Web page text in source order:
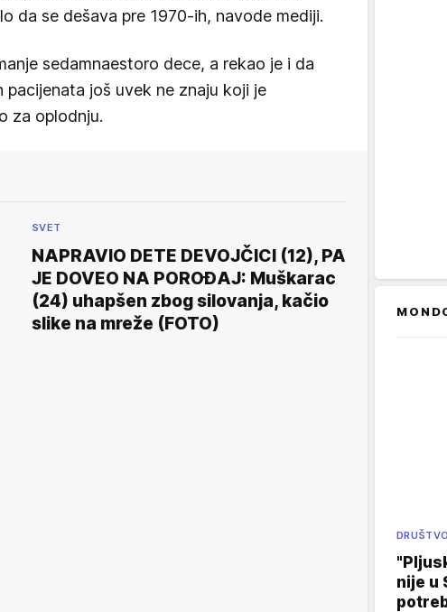
da se dešava pre 1970-ih, navode mediji.
sedamnaestoro dece, a rekao je i da
pacijenata još uvek ne znaju koji je
za oplodnju.
SVET
NAPRAVIO DETE DEVOJČICI (12), PA
JE DOVEO NA POROĐAJ: Muškarac
(24) uhapšen zbog silovanja, kačio
slike na mreže (FOTO)
DRUŠTVO
nije u